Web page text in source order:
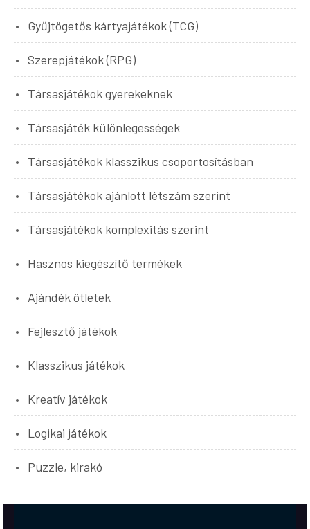
Gyűjtögetős kártyajátékok (TCG)
Szerepjátékok (RPG)
Társasjátékok gyerekeknek
Társasjáték különlegességek
Társasjátékok klasszikus csoportosításban
Társasjátékok ajánlott létszám szerint
Társasjátékok komplexitás szerint
Hasznos kiegészítő termékek
Ajándék ötletek
Fejlesztő játékok
Klasszikus játékok
Kreatív játékok
Logikai játékok
Puzzle, kirakó